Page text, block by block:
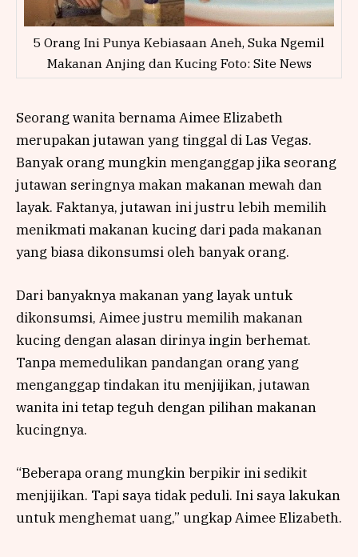
5 Orang Ini Punya Kebiasaan Aneh, Suka Ngemil
Makanan Anjing dan Kucing Foto: Site News
Seorang wanita bernama Aimee Elizabeth
merupakan jutawan yang tinggal di Las Vegas.
Banyak orang mungkin menganggap jika seorang
jutawan seringnya makan makanan mewah dan
layak. Faktanya, jutawan ini justru lebih memilih
menikmati makanan kucing dari pada makanan
yang biasa dikonsumsi oleh banyak orang.
Dari banyaknya makanan yang layak untuk
dikonsumsi, Aimee justru memilih makanan
kucing dengan alasan dirinya ingin berhemat.
Tanpa memedulikan pandangan orang yang
menganggap tindakan itu menjijikan, jutawan
wanita ini tetap teguh dengan pilihan makanan
kucingnya.
“Beberapa orang mungkin berpikir ini sedikit
menjijikan. Tapi saya tidak peduli. Ini saya lakukan
untuk menghemat uang,” ungkap Aimee Elizabeth.